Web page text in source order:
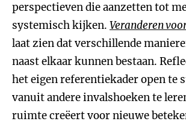
perspectieven die aanzetten tot
systemisch kijken. Veranderen
laat zien dat verschillende
naast elkaar kunnen bestaan.
het eigen referentiekader open te
vanuit andere invalshoeken te
ruimte creëert voor nieuwe